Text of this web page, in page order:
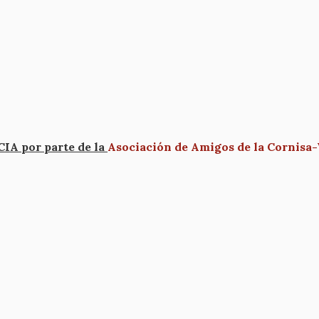
por parte de la Asociación de Amigos de la